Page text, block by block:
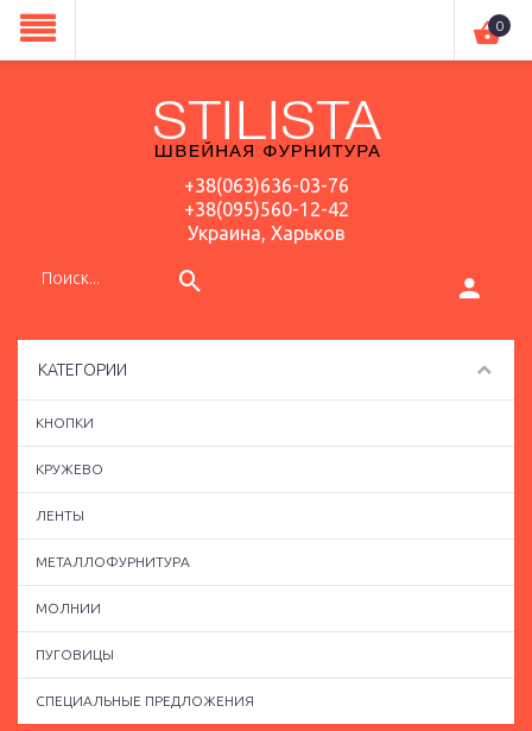
+38(063)636-03-76
+38(095)560-12-42
Украина, Харьков
0
КАТЕГОРИИ
КНОПКИ
КРУЖЕВО
ЛЕНТЫ
МЕТАЛЛОФУРНИТУРА
МОЛНИИ
ПУГОВИЦЫ
СПЕЦИАЛЬНЫЕ ПРЕДЛОЖЕНИЯ